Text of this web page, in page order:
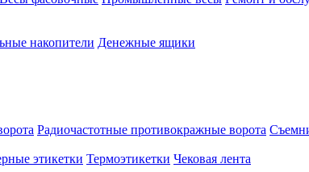
накопители Денежные ящики
Радиочастотные противокражные ворота
этикетки Термоэтикетки Чековая лента